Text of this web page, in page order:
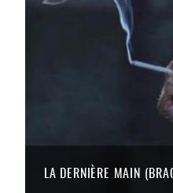
LA DERNIÈRE MAIN